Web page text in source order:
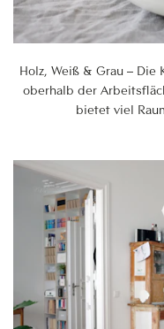
Holz, Weiß & Grau – Die
oberhalb der
bietet viel